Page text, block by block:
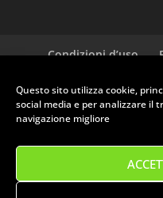
Questo sito utilizza cookie,
social media e per analizzare il
navigazione migliore
Condizioni d’uso
-
Tel. 0574 582221 -